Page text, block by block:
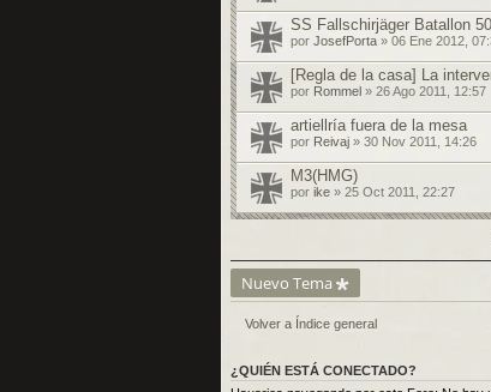
SS Fallschirjäger Batallon
por JosefPorta » 06 Ene 2012,
[Regla de la casa] La
por Rommel » 26 Ago 2011, 12:57
artiellría fuera de la mesa
por Reivaj » 30 Nov 2011, 14:26
M3(HMG)
por ike » 25 Oct 2011, 22:27
Nuevo Tema
Volver a Índice general
¿QUIÉN ESTÁ CONECTADO?